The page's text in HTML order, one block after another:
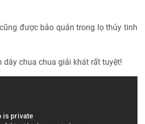
được bảo quản trong lọ thủy tinh
dây chua chua giải khát rất tuyệt!